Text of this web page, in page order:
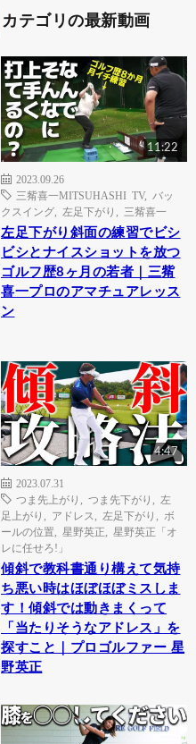
カテゴリの最新動画
11:22
2023.09.26
三觜喜一MITSUHASHI TV, バッ
クスイング
左足下がり 三觜喜一
左足下がり斜面の練習でビシ
ビシとナイスショットを放つ
ゴルフ歴8ヶ月の若者｜三觜
喜一プロのアマチュアレッス
ン
4:47
2023.07.31
つま先上がり
つま先下がり
左
足上がり
アドレス 左足下がり
ボ
ールの位置
星野英正
星野英正「オ
レに任せろ!」
傾斜で教科書通り構えて気持
ち悪い時はほぼほぼミスしま
す！傾斜では動きまくって
「当たりそうなアドレス」を
探すこと｜プロゴルファー 星
野英正